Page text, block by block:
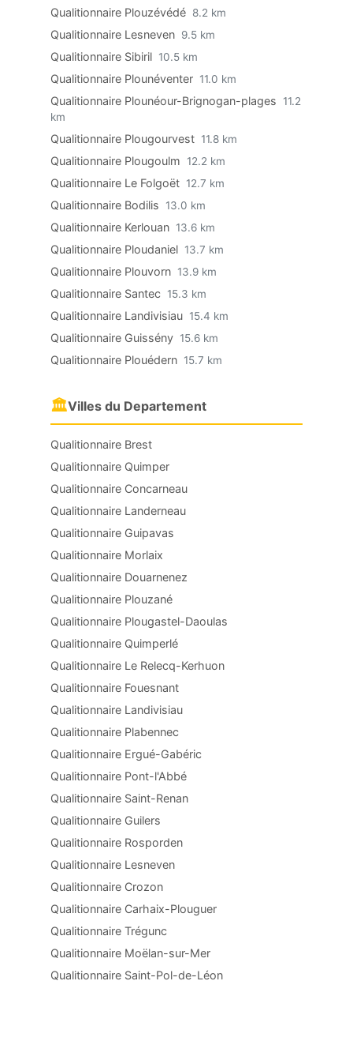
Qualitionnaire Plouzévédé 8.2 km
Qualitionnaire Lesneven 9.5 km
Qualitionnaire Sibiril 10.5 km
Qualitionnaire Plounéventer 11.0 km
Qualitionnaire Plounéour-Brignogan-plages
11.2
km
Qualitionnaire Plougourvest 11.8 km
Qualitionnaire Plougoulm 12.2 km
Qualitionnaire Le Folgoët 12.7 km
Qualitionnaire Bodilis 13.0 km
Qualitionnaire Kerlouan 13.6 km
Qualitionnaire Ploudaniel 13.7 km
Qualitionnaire Plouvorn 13.9 km
Qualitionnaire Santec 15.3 km
Qualitionnaire Landivisiau 15.4 km
Qualitionnaire Guissény 15.6 km
Qualitionnaire Plouédern 15.7 km
🏛Villes du Departement
Qualitionnaire Brest
Qualitionnaire Quimper
Qualitionnaire Concarneau
Qualitionnaire Landerneau
Qualitionnaire Guipavas
Qualitionnaire Morlaix
Qualitionnaire Douarnenez
Qualitionnaire Plouzané
Qualitionnaire Plougastel-Daoulas
Qualitionnaire Quimperlé
Qualitionnaire Le Relecq-Kerhuon
Qualitionnaire Fouesnant
Qualitionnaire Landivisiau
Qualitionnaire Plabennec
Qualitionnaire Ergué-Gabéric
Qualitionnaire Pont-l'Abbé
Qualitionnaire Saint-Renan
Qualitionnaire Guilers
Qualitionnaire Rosporden
Qualitionnaire Lesneven
Qualitionnaire Crozon
Qualitionnaire Carhaix-Plouguer
Qualitionnaire Trégunc
Qualitionnaire Moëlan-sur-Mer
Qualitionnaire Saint-Pol-de-Léon